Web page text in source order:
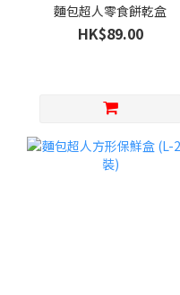
麵包超人零食餅乾盒
HK$89.00